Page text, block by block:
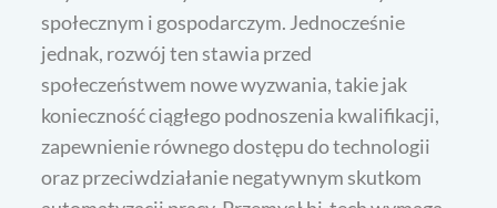
społecznym i gospodarczym. Jednocześnie
jednak, rozwój ten stawia przed
społeczeństwem nowe wyzwania, takie jak
konieczność ciągłego podnoszenia kwalifikacji,
zapewnienie równego dostępu do technologii
oraz przeciwdziałanie negatywnym skutkom